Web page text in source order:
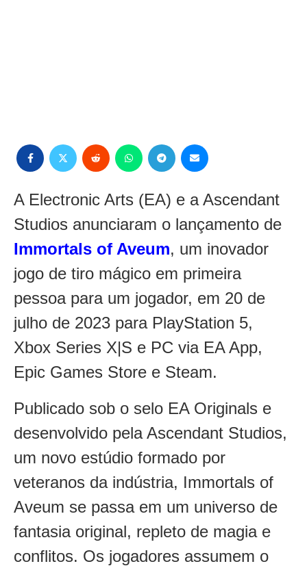
A Electronic Arts (EA) e a Ascendant
Studios anunciaram o lançamento de
Immortals of Aveum, um inovador
jogo de tiro mágico em primeira
pessoa para um jogador, em 20 de
julho de 2023 para PlayStation 5,
Xbox Series X|S e PC via EA App,
Epic Games Store e Steam.
Publicado sob o selo EA Originals e
desenvolvido pela Ascendant Studios,
um novo estúdio formado por
veteranos da indústria, Immortals of
Aveum se passa em um universo de
fantasia original, repleto de magia e
conflitos. Os jogadores assumem o